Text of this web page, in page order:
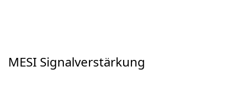
MESI Signalverstärkung